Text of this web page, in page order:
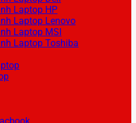
Laptop HP
Laptop Lenovo
Laptop MSI
Laptop Toshiba